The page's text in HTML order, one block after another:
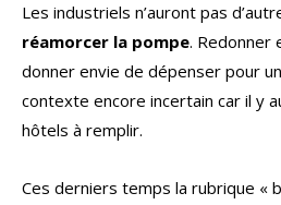
Les industriels n’auront pas
réamorcer la pompe. Redonner
donner envie de dépenser pour
contexte encore incertain car il y
hôtels à remplir.
Ces derniers temps la rubrique «